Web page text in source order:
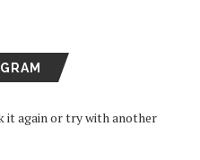
it again or try with another